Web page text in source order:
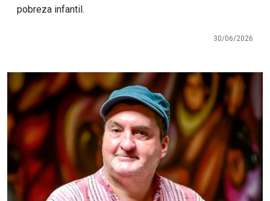
pobreza infantil.
30/06/2026
Imagen